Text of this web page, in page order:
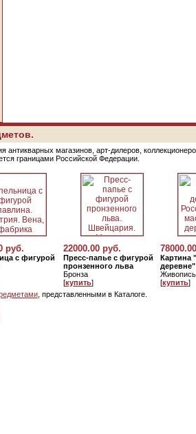
антикварных магазинов, арт-дилеров,
границами Российской Федерации.
руб.
с фигурой
22000.00 руб.
Пресс-папье с фигурой
пронзенного льва
Бронза
[купить]
Картина
деревне"
[купить]
, представленными в Каталоге.